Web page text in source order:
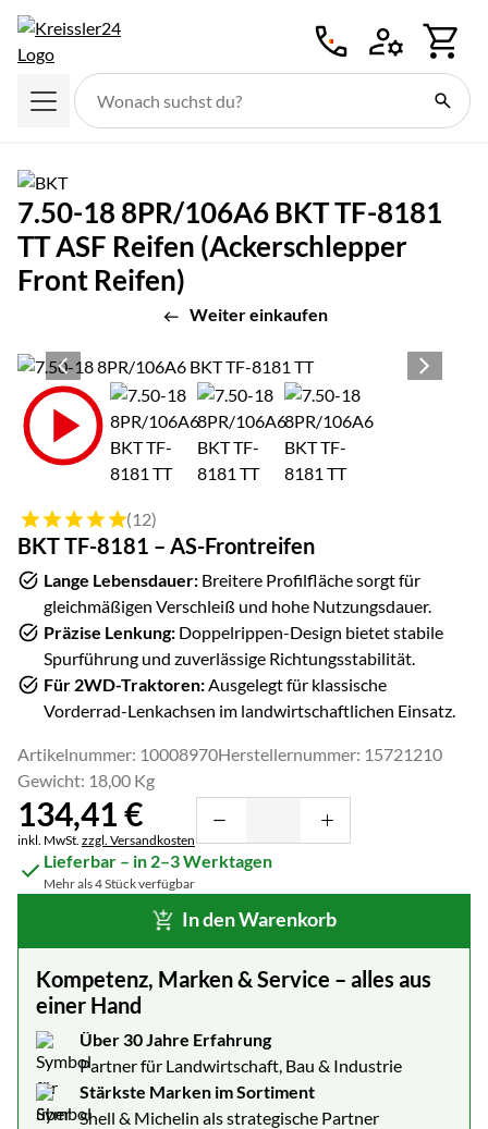
7.50-18 8PR/106A6 BKT TF-8181
TT ASF Reifen (Ackerschlepper
Front Reifen)
Weiter einkaufen
Produktgalerie
Zur Kaufbox springen
Bewertung: 5 von 5 (12 Bewertungen)
(12)
BKT TF-8181 – AS-Frontreifen
Lange Lebensdauer: Breitere Profilfläche sorgt für
gleichmäßigen Verschleiß und hohe Nutzungsdauer.
Präzise Lenkung: Doppelrippen-Design bietet stabile
Spurführung und zuverlässige Richtungsstabilität.
Für 2WD-Traktoren: Ausgelegt für klassische
Vorderrad-Lenkachsen im landwirtschaftlichen Einsatz.
Artikelnummer: 10008970Herstellernummer: 15721210
Gewicht: 18,00 Kg
134,41€
Steuerhinweis:
inkl. MwSt. zzgl. Versandkosten
Lieferbar – in 2–3 Werktagen
Mehr als 4 Stück verfügbar
In den Warenkorb
Kompetenz, Marken & Service – alles aus
einer Hand
Über 30 Jahre Erfahrung
Partner für Landwirtschaft, Bau & Industrie
Stärkste Marken im Sortiment
Shell & Michelin als strategische Partner